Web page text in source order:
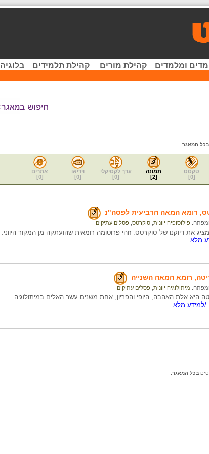
ומלמדים קהילת מורים קהילת תלמידים בלוגיה
בכל המאגר.
טקסט
[
0
]
תמונה
[
2
]
ערך לקסיקלי
[
0
]
וידיאו
[
0
]
אתרים
[
0
]
רומא המאה הרביעית לפסה"נ
פילוסופיה יוונית סוקרטס פסלים עתיקים
את דיוקנו של סוקרטס. זוהי פרוטומה רומאית שהועתקה מן המקור היווני.
מלא...
רומא המאה השנייה
מיתולוגיה יוונית פסלים עתיקים
היא אלת האהבה, היופי והפריון; אחת משנים עשר האלים במיתולוגיה
/למידע מלא...
בכל המאגר.